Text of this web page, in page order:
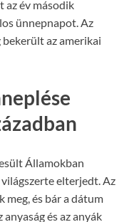
az év második
ünnepnapot. Az
az amerikai
Államokban
elterjedt. Az
meg, és bár a dátum
és az anyák